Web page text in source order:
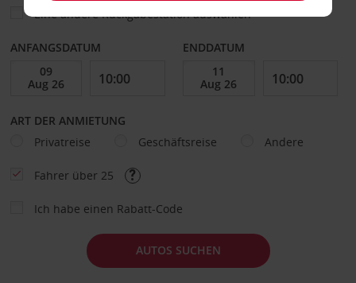
Eine andere Rückgabestation auswählen
ANFANGSDATUM ENDDATUM
ART DER ANMIETUNG
Privatreise
Geschäftsreise Andere
Fahrer über 25
Ich habe einen Rabatt-Code
AUTOS SUCHEN